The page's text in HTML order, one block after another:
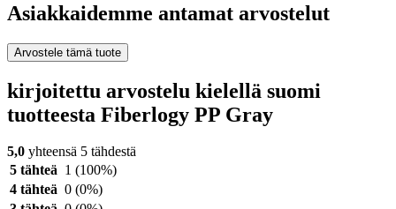
Asiakkaidemme antamat arvostelut
Arvostele tämä tuote
kirjoitettu arvostelu kielellä suomi
tuotteesta Fiberlogy PP Gray
5,0 yhteensä 5 tähdestä
5 tähteä 1 (100%)
4 tähteä 0 (0%)